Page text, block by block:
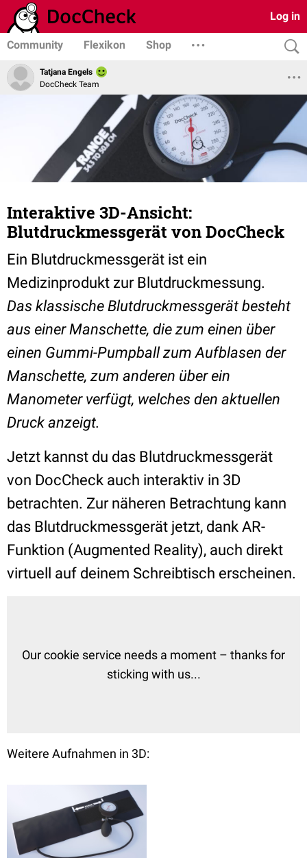
Log in
Community Flexikon Shop
Tatjana Engels
DocCheck Team
Interaktive 3D-Ansicht:
Blutdruckmessgerät von DocCheck
Ein Blutdruckmessgerät ist ein
Medizinprodukt zur Blutdruckmessung.
Das klassische Blutdruckmessgerät besteht
aus einer Manschette, die zum einen über
einen Gummi-Pumpball zum Aufblasen der
Manschette, zum anderen über ein
Manometer verfügt, welches den aktuellen
Druck anzeigt.
Jetzt kannst du das Blutdruckmessgerät
von DocCheck auch interaktiv in 3D
betrachten. Zur näheren Betrachtung kann
das Blutdruckmessgerät jetzt, dank AR-
Funktion (Augmented Reality), auch direkt
virtuell auf deinem Schreibtisch erscheinen.
Weitere Aufnahmen in 3D: